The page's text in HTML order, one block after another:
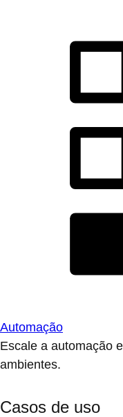
Automação
Escale a automação
ambientes.
Casos de uso